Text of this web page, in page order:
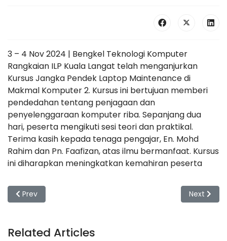
3 – 4 Nov 2024 | Bengkel Teknologi Komputer
Rangkaian ILP Kuala Langat telah menganjurkan
Kursus Jangka Pendek Laptop Maintenance di
Makmal Komputer 2. Kursus ini bertujuan memberi
pendedahan tentang penjagaan dan
penyelenggaraan komputer riba. Sepanjang dua
hari, peserta mengikuti sesi teori dan praktikal.
Terima kasih kepada tenaga pengajar, En. Mohd
Rahim dan Pn. Faafizan, atas ilmu bermanfaat. Kursus
ini diharapkan meningkatkan kemahiran peserta
Previous article: Kursus Jangka Pendek (Laptop
Prev Next
Next
Related Articles